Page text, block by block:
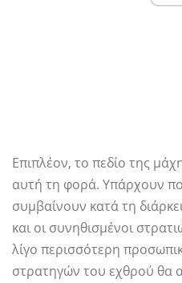
Επιπλέον, το πεδίο της
αυτή τη φορά. Υπάρχουν
συμβαίνουν κατά τη
και οι συνηθισμένοι
λίγο περισσότερη
στρατηγών του εχθρού θα